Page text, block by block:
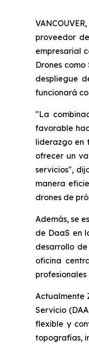
proveedor
empresarial
Drones
despliegue
funcionará
"La
favorable
liderazgo en
ofrecer un
servicios",
manera
drones de
Además, se
de DaaS en
desarrollo
oficina
Actualmente
Servicio
flexible y
topografías,